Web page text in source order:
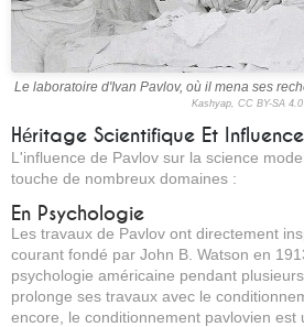
Le laboratoire d'Ivan Pavlov, où il mena ses
Kashyap, CC BY-SA 4.0
Héritage Scientifique Et Influence
L'influence de Pavlov sur la science
touche de nombreux domaines :
En Psychologie
Les travaux de Pavlov ont directement
courant fondé par John B. Watson en
psychologie américaine pendant
prolonge ses travaux avec le
encore, le conditionnement pavlovien est